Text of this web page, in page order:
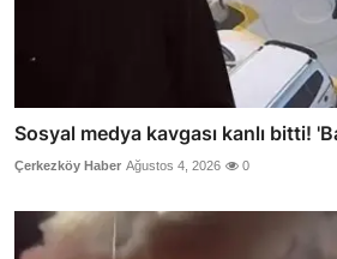
Sosyal medya kavgası kanlı bitti!
Çerkezköy Haber Ağustos 4, 2026 0